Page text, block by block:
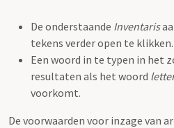
De onderstaande Inventaris
tekens verder open te klikken.
Een woord in te typen in het
resultaten als het woord
voorkomt.
De voorwaarden voor inzage van